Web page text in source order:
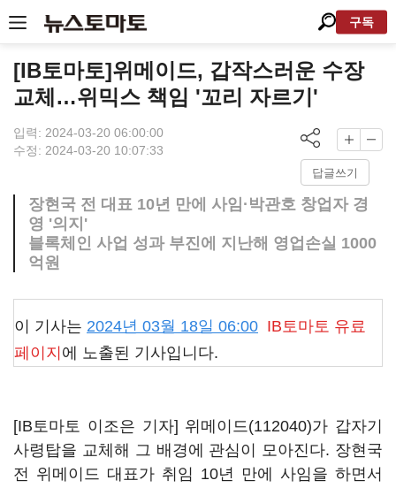
구독
[IB토마토]위메이드, 갑작스러운 수장
교체…위믹스 책임 '꼬리 자르기'
입력: 2024-03-20 06:00:00
수정: 2024-03-20 10:07:33
답글쓰기
장현국 전 대표 10년 만에 사임·박관호 창업자 경
영 '의지'
블록체인 사업 성과 부진에 지난해 영업손실 1000
억원
이 기사는 2024년 03월 18일 06:00 IB토마토 유료
페이지 에 노출된 기사입니다.
[IB토마토 이조은 기자] 위메이드(112040)가 갑자기
사령탑을 교체해 그 배경에 관심이 모아진다. 장현국
전 위메이드 대표가 취임 10년 만에 사임을 하면서